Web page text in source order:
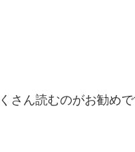
さん読むのがお勧めで